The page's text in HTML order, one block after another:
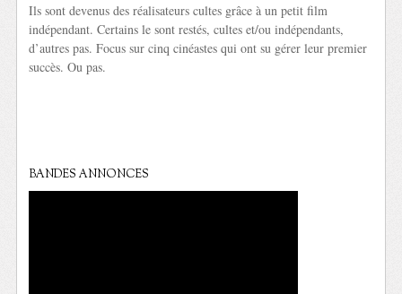
Ils sont devenus des réalisateurs cultes grâce à un petit film
indépendant. Certains le sont restés, cultes et/ou indépendants,
d’autres pas. Focus sur cinq cinéastes qui ont su gérer leur premier
succès. Ou pas.
BANDES ANNONCES